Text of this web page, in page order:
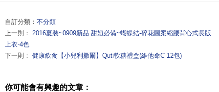
自訂分類： 不分類
上一則： 2016夏裝~0909新品 甜妞必備~蝴蝶結-碎花圖案縮腰背心式長版
上衣-4色
下一則： 健康飲食【小兒利撒爾】Quti軟糖禮盒(維他命C 12包)
你可能會有興趣的文章：